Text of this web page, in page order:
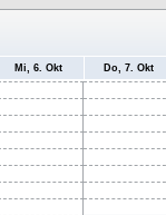
Mi, 6. Okt Do, 7. Okt